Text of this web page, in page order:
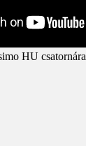
HU csatornára